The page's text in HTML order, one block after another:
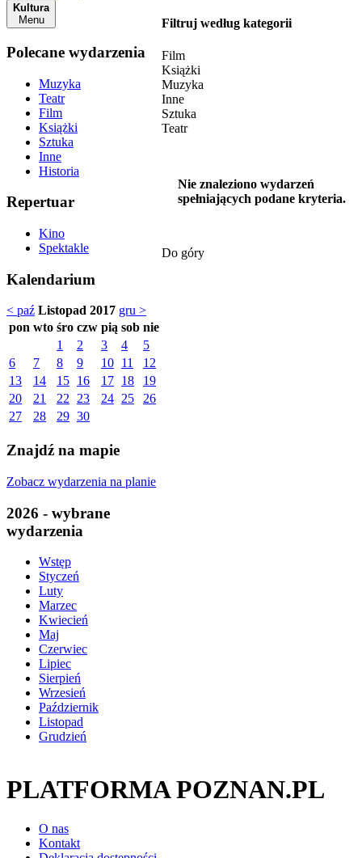
Kultura
Menu
Polecane wydarzenia
Muzyka
Teatr
Film
Książki
Sztuka
Inne
Historia
Repertuar
Kino
Spektakle
Kalendarium
< paź Listopad 2017 gru >
pon wto śro czw pią sob nie
1
2 3 4
5
6
7 8 9 10 11
12
13
14 15 16 17 18
19
20
21 22 23 24 25
26
27
28 29 30
Znajdź na mapie
Zobacz wydarzenia na planie
2026 - wybrane
wydarzenia
Wstęp
Styczeń
Luty
Marzec
Kwiecień
Maj
Czerwiec
Lipiec
Sierpień
Wrzesień
Październik
Listopad
Grudzień
Filtruj według kategorii
Film
Książki
Muzyka
Inne
Sztuka
Teatr
Nie znaleziono wydarzeń
spełniających podane kryteria.
Do góry
PLATFORMA POZNAN.PL
O nas
Kontakt